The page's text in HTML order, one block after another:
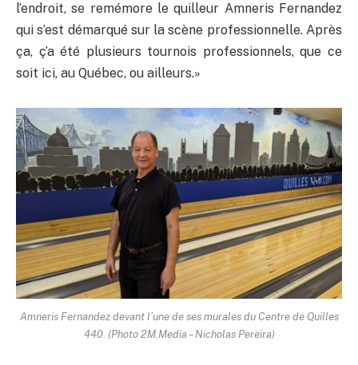
l’endroit, se remémore le quilleur Amneris Fernandez
qui s’est démarqué sur la scène professionnelle. Après
ça, ç’a été plusieurs tournois professionnels, que ce
soit ici, au Québec, ou ailleurs.»
Amneris Fernandez devant l’une de ses murales du Centre de Quilles
440. (Photo 2M.Media – Nicholas Pereira)